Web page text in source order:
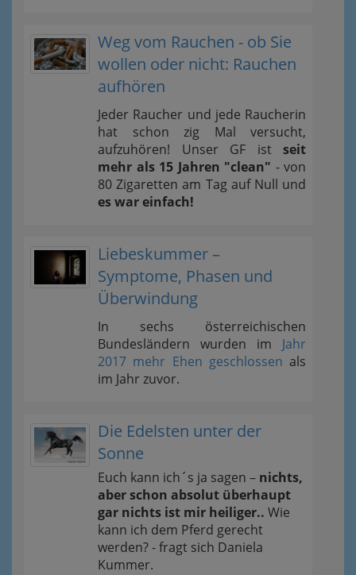
Weg vom Rauchen - ob Sie
wollen oder nicht: Rauchen
aufhören
Jeder Raucher und jede Raucherin
hat schon zig Mal versucht,
aufzuhören! Unser GF ist seit
mehr als 15 Jahren "clean" - von
80 Zigaretten am Tag auf Null und
es war einfach!
Liebeskummer –
Symptome, Phasen und
Überwindung
In sechs österreichischen
Bundesländern wurden im Jahr
2017 mehr Ehen geschlossen als
im Jahr zuvor.
Die Edelsten unter der
Sonne
Euch kann ich´s ja sagen – nichts,
aber schon absolut überhaupt
gar nichts ist mir heiliger.. Wie
kann ich dem Pferd gerecht
werden? - fragt sich Daniela
Kummer.